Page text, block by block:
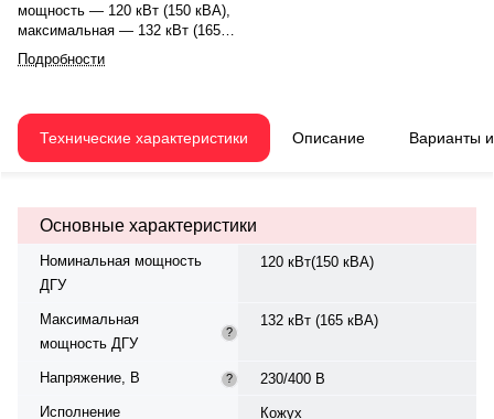
мощность — 120 кВт (150 кВА),
максимальная — 132 кВт (165
кВА). Двигатель Cummins
6BTAA5.9-G12, рядный, 6-
оборотов. Система охлаждения
— жидкостная. Частота
синхронный, трёхфазный, 230/400
В, 50 Гц, класс изоляции H.
DSE 4520. Степень защиты IP23.
Степень сжатия — 17,3:1.
216 А 1~. Производство: Китай,
гарантия — 12 месяцев или 1000
Подробности
Технические характеристики Описание Варианты
Основные характеристики
Номинальная мощность
ДГУ
120 кВт(150 кВА)
Максимальная
мощность ДГУ
?
132 кВт (165 кВА)
Напряжение, В ?
230/400 В
Исполнение
Кожух